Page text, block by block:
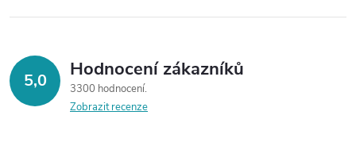
5,0 Hodnocení zákazníků
3300 hodnocení
Zobrazit recenze